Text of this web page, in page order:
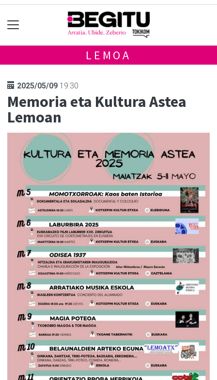
LEMOA
2025/05/09 19:30
Memoria eta Kultura Astea
Lemoan